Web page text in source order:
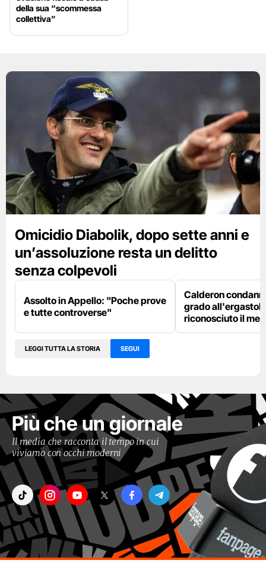
della sua “scommessa
collettiva”
Omicidio Diabolik, dopo sette anni e
un’assoluzione resta un delitto
senza colpevoli
Assolto in Appello: "Poche prove
e tutte controverse"
Calderon
grado
riconosciuto il
LEGGI TUTTA LA STORIA SEGUI
Più che un giornale
Il media che racconta il tempo in cui
viviamo con occhi moderni